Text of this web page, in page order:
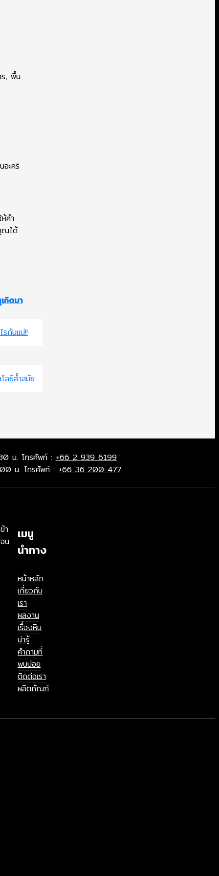
ร, พื้น
อะคริ
คำ
ณได้
กันแน่!!
ลยีล้ำสมัย
น. โทรศัพท์ :+66 2 939 6199
น. โทรศัพท์ : +66 36 200 477
า
น
เมนู
นำทาง
หน้าหลัก
เกี่ยวกับ
เรา
ผลงาน
เรื่องหิน
น่ารู้
คำถามที่
พบบ่อย
ติดต่อเรา
ผลิตภัณฑ์